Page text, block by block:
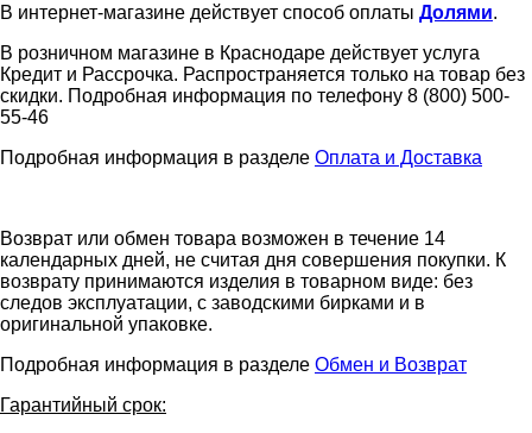
В интернет-магазине действует способ оплаты Долями.
В розничном магазине в Краснодаре действует услуга
Кредит и Рассрочка. Распространяется только на товар без
скидки. Подробная информация по телефону 8 (800) 500-
55-46
Подробная информация в разделе Оплата и Доставка
Возврат или обмен товара возможен в течение 14
календарных дней, не считая дня совершения покупки. К
возврату принимаются изделия в товарном виде: без
следов эксплуатации, с заводскими бирками и в
оригинальной упаковке.
Подробная информация в разделе Обмен и Возврат
Гарантийный срок: